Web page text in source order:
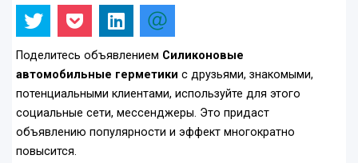
Поделитесь объявлением Силиконовые
автомобильные герметики с друзьями, знакомыми,
потенциальными клиентами, используйте для этого
социальные сети, мессенджеры. Это придаст
объявлению популярности и эффект многократно
повысится.